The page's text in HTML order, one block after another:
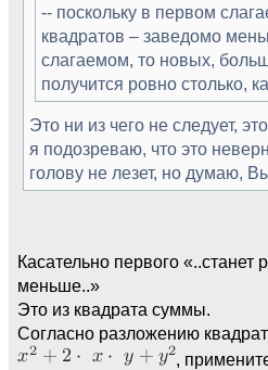
-- поскольку в первом
квадратов – заведомо
слагаемом, то новых,
получится ровно столько,
Это ни из чего не следует,
я подозреваю, что это
голову не лезет, но думаю,
Касательно первого «..станет
меньше..»
Это из квадрата суммы.
Согласно разложению
,